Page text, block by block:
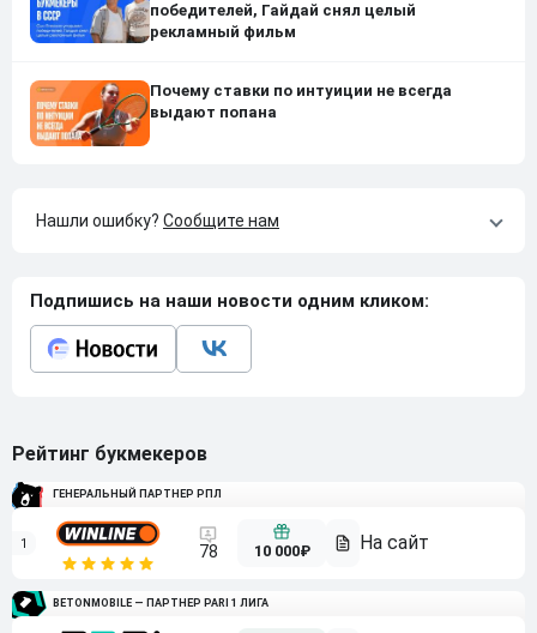
победителей, Гайдай снял целый
рекламный фильм
Почему ставки по интуиции не всегда
выдают попана
Нашли ошибку? Сообщите нам
Подпишись на наши новости одним кликом:
Рейтинг букмекеров
ГЕНЕРАЛЬНЫЙ ПАРТНЕР РПЛ
1 78 10 000₽
BETONMOBILE — ПАРТНЕР PARI 1 ЛИГА